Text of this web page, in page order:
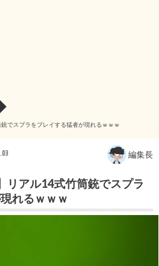
でスプラをプレイする猛者が現れるｗｗｗ
編集長
リアル14式竹筒銃でスプラ
れるｗｗｗ